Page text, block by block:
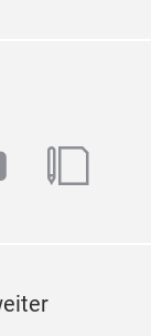
blog